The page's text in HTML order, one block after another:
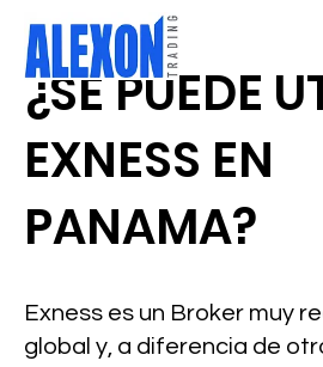
¿SE PUEDE
EXNESS EN
PANAMA?
Exness es un Broker muy
global y, a diferencia de